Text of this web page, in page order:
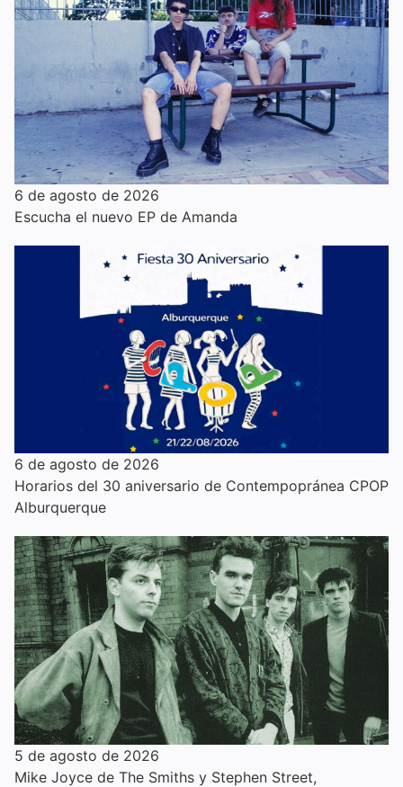
6 de agosto de 2026
Escucha el nuevo EP de Amanda
6 de agosto de 2026
Horarios del 30 aniversario de Contempopránea CPOP
Alburquerque
5 de agosto de 2026
Mike Joyce de The Smiths y Stephen Street,